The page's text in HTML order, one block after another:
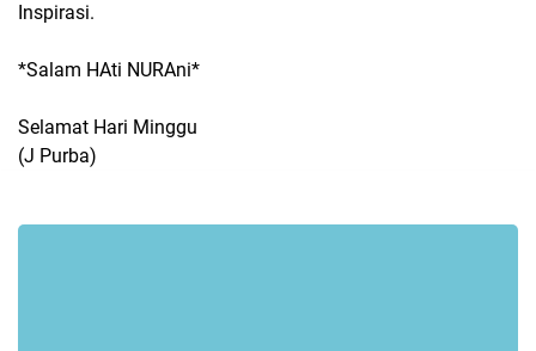
Inspirasi.
*Salam HAti NURAni*
Selamat Hari Minggu
(J Purba)